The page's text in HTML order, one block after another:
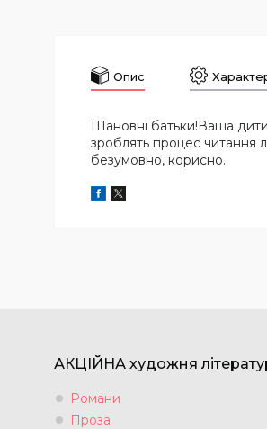
Опис
Шановні батьки!Ваша
зроблять процес читання
безумовно, корисно.
АКЦІЙНА художня
Романи
Проза